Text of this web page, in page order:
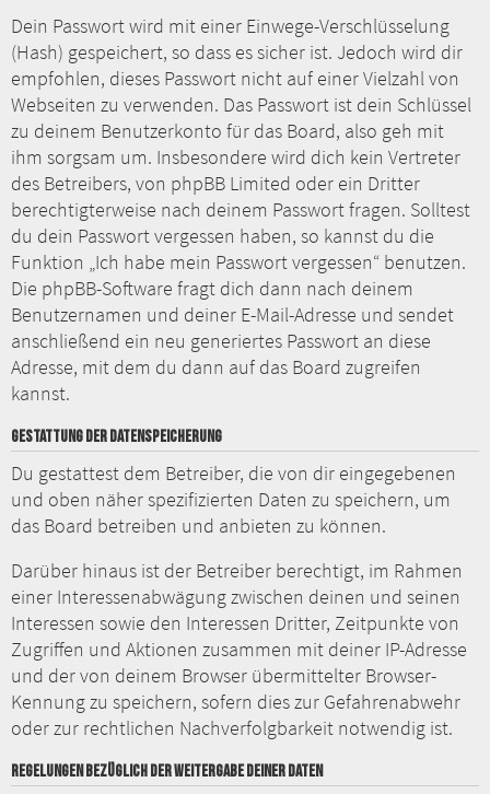
Dein Passwort wird mit einer Einwege-Verschlüsselung
(Hash) gespeichert, so dass es sicher ist. Jedoch wird dir
empfohlen, dieses Passwort nicht auf einer Vielzahl von
Webseiten zu verwenden. Das Passwort ist dein Schlüssel
zu deinem Benutzerkonto für das Board, also geh mit
ihm sorgsam um. Insbesondere wird dich kein Vertreter
des Betreibers, von phpBB Limited oder ein Dritter
berechtigterweise nach deinem Passwort fragen. Solltest
du dein Passwort vergessen haben, so kannst du die
Funktion „Ich habe mein Passwort vergessen“ benutzen.
Die phpBB-Software fragt dich dann nach deinem
Benutzernamen und deiner E-Mail-Adresse und sendet
anschließend ein neu generiertes Passwort an diese
Adresse, mit dem du dann auf das Board zugreifen
kannst.
GESTATTUNG DER DATENSPEICHERUNG
Du gestattest dem Betreiber, die von dir eingegebenen
und oben näher spezifizierten Daten zu speichern, um
das Board betreiben und anbieten zu können.
Darüber hinaus ist der Betreiber berechtigt, im Rahmen
einer Interessenabwägung zwischen deinen und seinen
Interessen sowie den Interessen Dritter, Zeitpunkte von
Zugriffen und Aktionen zusammen mit deiner IP-Adresse
und der von deinem Browser übermittelter Browser-
Kennung zu speichern, sofern dies zur Gefahrenabwehr
oder zur rechtlichen Nachverfolgbarkeit notwendig ist.
REGELUNGEN BEZÜGLICH DER WEITERGABE DEINER DATEN